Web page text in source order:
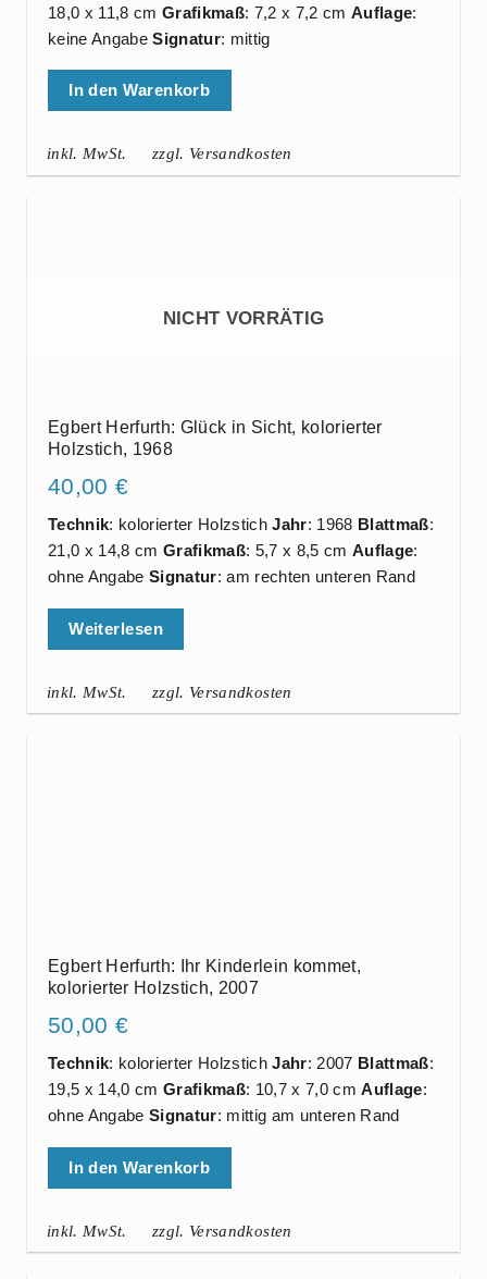
18,0 x 11,8 cm Grafikmaß: 7,2 x 7,2 cmAuflage:
keine AngabeSignatur: mittig
In den Warenkorb
inkl. MwSt. zzgl. Versandkosten
NICHT VORRÄTIG
Egbert Herfurth: Glück in Sicht, kolorierter
Holzstich, 1968
40,00 €
Technik: kolorierter HolzstichJahr: 1968 Blattmaß:
21,0 x 14,8 cm Grafikmaß: 5,7 x 8,5 cmAuflage:
ohne Angabe Signatur: am rechten unteren Rand
Weiterlesen
inkl. MwSt. zzgl. Versandkosten
Egbert Herfurth: Ihr Kinderlein kommet,
kolorierter Holzstich, 2007
50,00 €
Technik: kolorierter HolzstichJahr: 2007 Blattmaß:
19,5 x 14,0 cm Grafikmaß: 10,7 x 7,0 cmAuflage:
ohne Angabe Signatur: mittig am unteren Rand
In den Warenkorb
inkl. MwSt. zzgl. Versandkosten